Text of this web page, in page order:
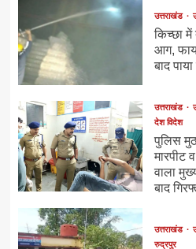
उत्तराखंड
किच्छा
आग,
बाद
उत्तराखंड
देश विदेश
पुलिस
मारपीट
वाला
बाद
उत्तराखंड
रुद्रपुर